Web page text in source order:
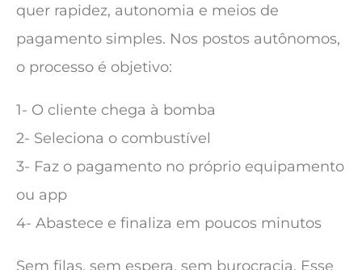
quer rapidez, autonomia e meios de
pagamento simples. Nos postos autônomos,
o processo é objetivo:
1- O cliente chega à bomba
2- Seleciona o combustível
3- Faz o pagamento no próprio equipamento
ou app
4- Abastece e finaliza em poucos minutos
Sem filas, sem espera, sem burocracia. Esse